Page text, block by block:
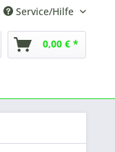
Service/Hilfe
0,00 € *